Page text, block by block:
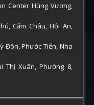
Center Hùng Vương,
Cẩm Châu, Hội An,
Đôn, Phước Tiến, Nha
Thị Xuân, Phường 8,